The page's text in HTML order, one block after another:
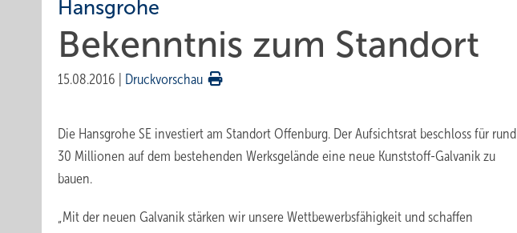
Hansgrohe
Bekenntnis zum Standort
15.08.2016 Druckvorschau
Die Hansgrohe SE investiert am Standort Offenburg. Der Aufsichtsrat beschloss für rund
30 Millionen auf dem bestehenden Werksgelände eine neue Kunststoff-Galvanik zu
bauen.
„Mit der neuen Galvanik stärken wir unsere Wettbewerbsfähigkeit und schaffen